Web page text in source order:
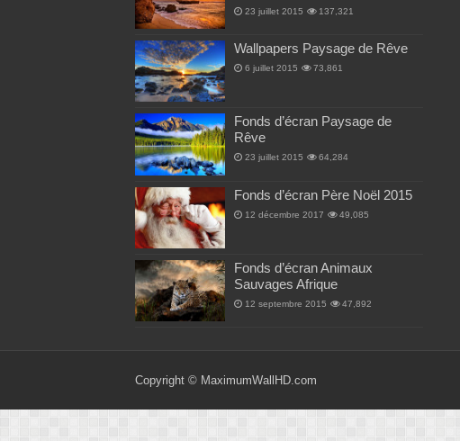
23 juillet 2015 137,321
Wallpapers Paysage de Rêve
6 juillet 2015 73,861
Fonds d’écran Paysage de
Rêve
23 juillet 2015 64,284
Fonds d’écran Père Noël 2015
12 décembre 2017 49,085
Fonds d’écran Animaux
Sauvages Afrique
12 septembre 2015 47,892
Copyright © MaximumWallHD.com